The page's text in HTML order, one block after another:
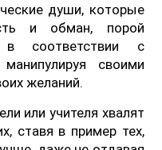
души, которые
и обман, порой
в соответствии с
своими
желаний.
или учителя хвалят
ставя в пример тех,